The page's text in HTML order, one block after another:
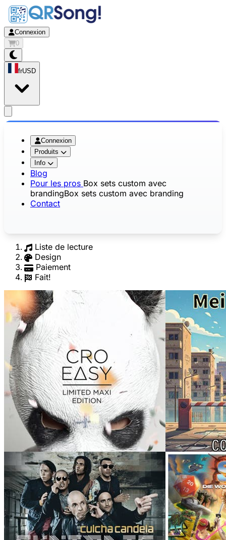
Connexion
0
frUSD
Connexion
Produits
Info
Blog
Pour les pros Box sets custom avec
brandingBox sets custom avec branding
Contact
Liste de lecture
Design
Paiement
Fait!